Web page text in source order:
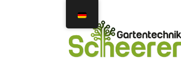
Navigation
springen
Inhalt
springen